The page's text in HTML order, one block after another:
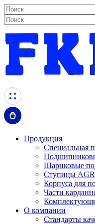
Продукция
Специальная
Шариковые
Ступицы
Корпуса для
Части
О компании
Стандарты